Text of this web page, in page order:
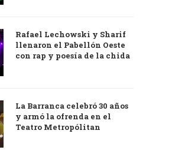
Rafael Lechowski y Sharif
llenaron el Pabellón Oeste
con rap y poesía de la chida
La Barranca celebró 30 años
y armó la ofrenda en el
Teatro Metropólitan